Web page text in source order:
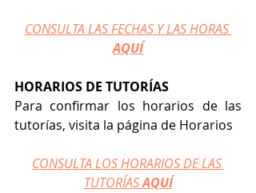
CONSULTA LAS FECHAS Y LAS HORAS
AQUÍ
HORARIOS DE TUTORÍAS
Para confirmar los horarios de las
tutorías, visita la página de Horarios
CONSULTA LOS HORARIOS DE LAS
TUTORÍAS AQUÍ